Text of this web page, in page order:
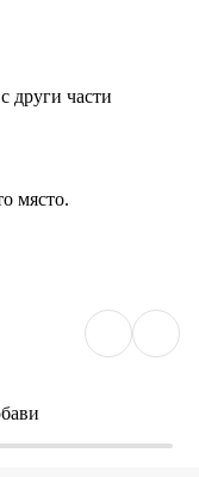
други части
място.